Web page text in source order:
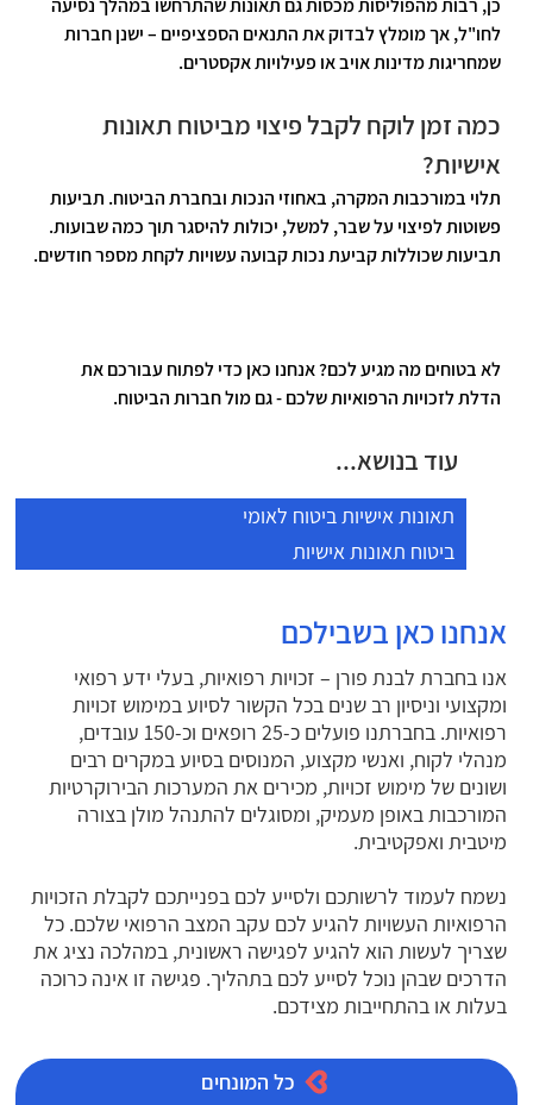
כל המונחים
כן, רבות מהפוליסות מכסות גם תאונות שהתרחשו במהלך נסיעה
לחו"ל, אך מומלץ לבדוק את התנאים הספציפיים – ישנן חברות
שמחריגות מדינות אויב או פעילויות אקסטרים.
כמה זמן לוקח לקבל פיצוי מביטוח תאונות
אישיות?
תלוי במורכבות המקרה, באחוזי הנכות ובחברת הביטוח. תביעות
פשוטות לפיצוי על שבר, למשל, יכולות להיסגר תוך כמה שבועות.
תביעות שכוללות קביעת נכות קבועה עשויות לקחת מספר חודשים.
לא בטוחים מה מגיע לכם? אנחנו כאן כדי לפתוח עבורכם את
הדלת לזכויות הרפואיות שלכם - גם מול חברות הביטוח.
עוד בנושא...
תאונות אישיות ביטוח לאומי
ביטוח תאונות אישיות
אנחנו כאן בשבילכם
אנו בחברת לבנת פורן – זכויות רפואיות, בעלי ידע רפואי
ומקצועי וניסיון רב שנים בכל הקשור לסיוע במימוש זכויות
רפואיות. בחברתנו פועלים כ-25 רופאים וכ-150 עובדים,
מנהלי לקוח, ואנשי מקצוע, המנוסים בסיוע במקרים רבים
ושונים של מימוש זכויות, מכירים את המערכות הבירוקרטיות
המורכבות באופן מעמיק, ומסוגלים להתנהל מולן בצורה
מיטבית ואפקטיבית.
נשמח לעמוד לרשותכם ולסייע לכם בפנייתכם לקבלת הזכויות
הרפואיות העשויות להגיע לכם עקב המצב הרפואי שלכם. כל
שצריך לעשות הוא להגיע לפגישה ראשונית, במהלכה נציג את
הדרכים שבהן נוכל לסייע לכם בתהליך. פגישה זו אינה כרוכה
בעלות או בהתחייבות מצידכם.